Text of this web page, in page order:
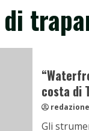
costa di
redazione
Gli